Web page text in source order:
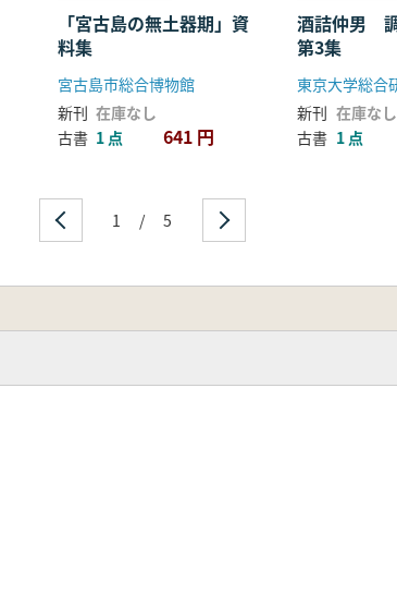
「宮古島の無土器期」資
料集
宮古島市総合博物館
新刊 在庫なし
古書 1 点 641 円
酒詰仲男
第3集
東京大学総合
新刊 在庫なし
古書 1 点
1 / 5